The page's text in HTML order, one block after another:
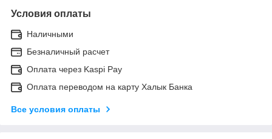
Условия оплаты
Наличными
Безналичный расчет
Оплата через Kaspi Pay
Оплата переводом на карту Халык Банка
Все условия оплаты